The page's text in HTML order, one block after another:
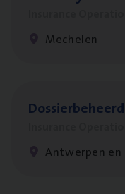
Mechelen
Antwerpen en